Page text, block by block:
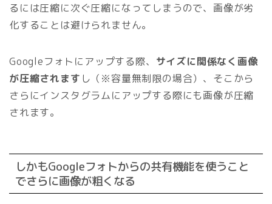
るには圧縮に次ぐ圧縮になってしまうので、画像が劣
化することは避けられません。
Googleフォトにアップする際、 サイズに関係なく画像
が圧縮されます し（※容量無制限の場合）、そこから
さらにインスタグラムにアップする際にも画像が圧縮
されます。
しかもGoogleフォトからの共有機能を使うこと
でさらに画像が粗くなる